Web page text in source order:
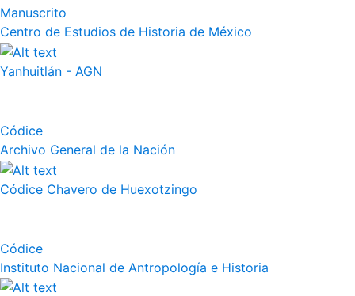
Manuscrito
Centro de Estudios de Historia de México
Yanhuitlán - AGN
Códice
Archivo General de la Nación
Códice Chavero de Huexotzingo
Códice
Instituto Nacional de Antropología e Historia